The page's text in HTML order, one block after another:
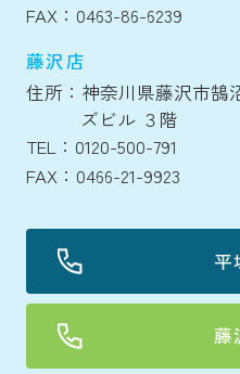
FAX：0463-86-6239
藤沢店
住所：神奈川県藤沢市鵠
ズビル ３階
TEL：0120-500-791
FAX：0466-21-9923
平
藤